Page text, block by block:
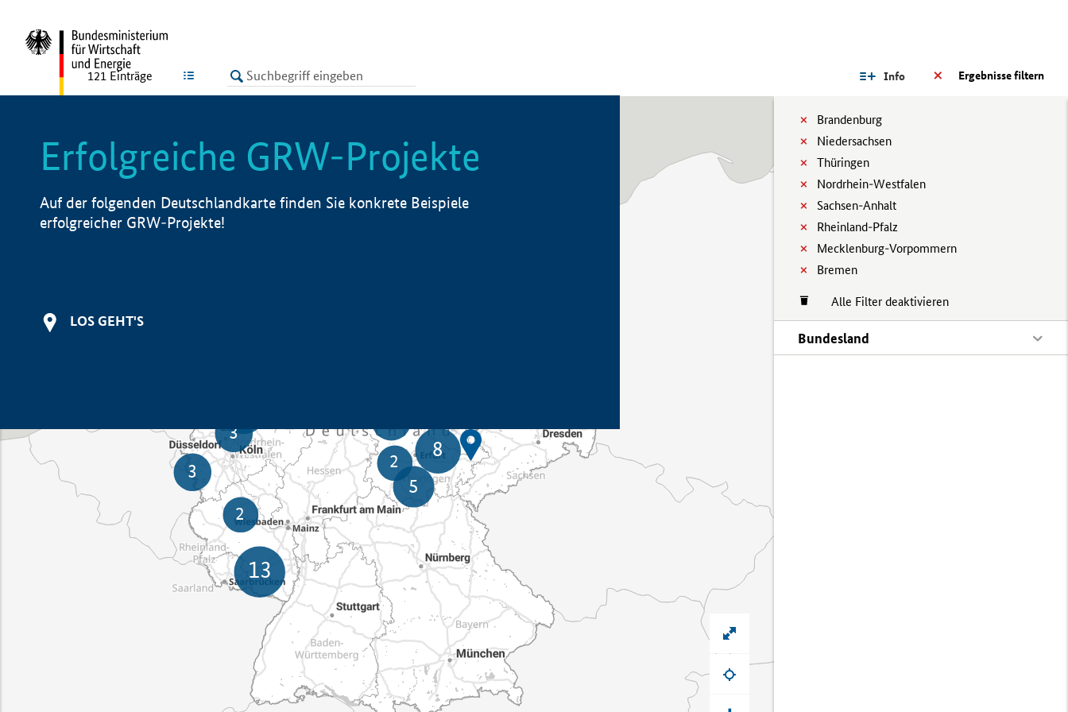
LISTE Ergebnisse filtern
Info
Brandenburg
Niedersachsen
Thüringen
Nordrhein-Westfalen
Sachsen-Anhalt
Rheinland-Pfalz
Mecklenburg-Vorpommern
Bremen
Alle Filter deaktivieren
Bundesland
121 Einträge
Erfolgreiche GRW-Projekte
Auf der folgenden Deutschlandkarte finden Sie konkrete Beispiele
erfolgreicher GRW-Projekte!
LOS GEHT'S